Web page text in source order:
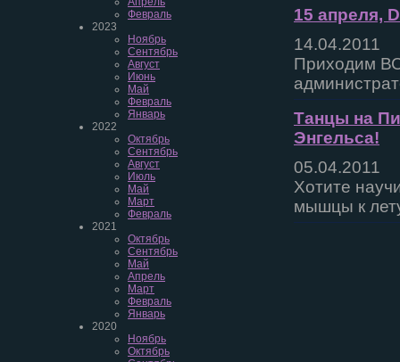
Февраль
2023
Ноябрь
Сентябрь
Август
Июнь
Май
Февраль
Январь
2022
Октябрь
Сентябрь
Август
Июль
Май
Март
Февраль
2021
Октябрь
Сентябрь
Май
Апрель
Март
Февраль
Январь
2020
Ноябрь
Октябрь
15 апреля,
14.04.2011
Приходим
Танцы на
Энгельса!
05.04.2011
Хотите
мышцы к